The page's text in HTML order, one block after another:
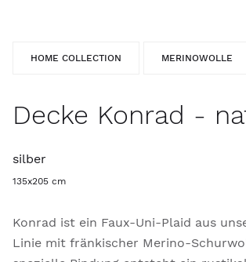
HOME COLLECTION MERINOWOLLE
Decke Konrad -
silber
135x205 cm
Konrad ist ein Faux-Uni-Plaid aus
Linie mit fränkischer Merino-